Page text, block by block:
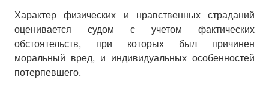
Характер физических и нравственных страданий
оценивается судом с учетом фактических
обстоятельств, при которых был причинен
моральный вред, и индивидуальных особенностей
потерпевшего.